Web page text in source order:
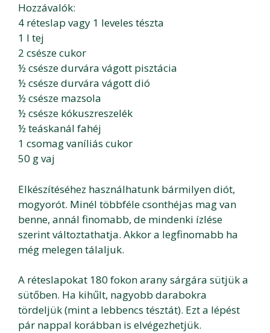
Hozzávalók:
4 réteslap vagy 1 leveles tészta
1 l tej
2 csésze cukor
½ csésze durvára vágott pisztácia
½ csésze durvára vágott dió
½ csésze mazsola
½ csésze kókuszreszelék
½ teáskanál fahéj
1 csomag vaníliás cukor
50 g vaj
Elkészítéséhez használhatunk bármilyen diót,
mogyorót. Minél többféle csonthéjas mag van
benne, annál finomabb, de mindenki ízlése
szerint változtathatja. Akkor a legfinomabb ha
még melegen tálaljuk.
A réteslapokat 180 fokon arany sárgára sütjük a
sütőben. Ha kihűlt, nagyobb darabokra
tördeljük (mint a lebbencs tésztát). Ezt a lépést
pár nappal korábban is elvégezhetjük.